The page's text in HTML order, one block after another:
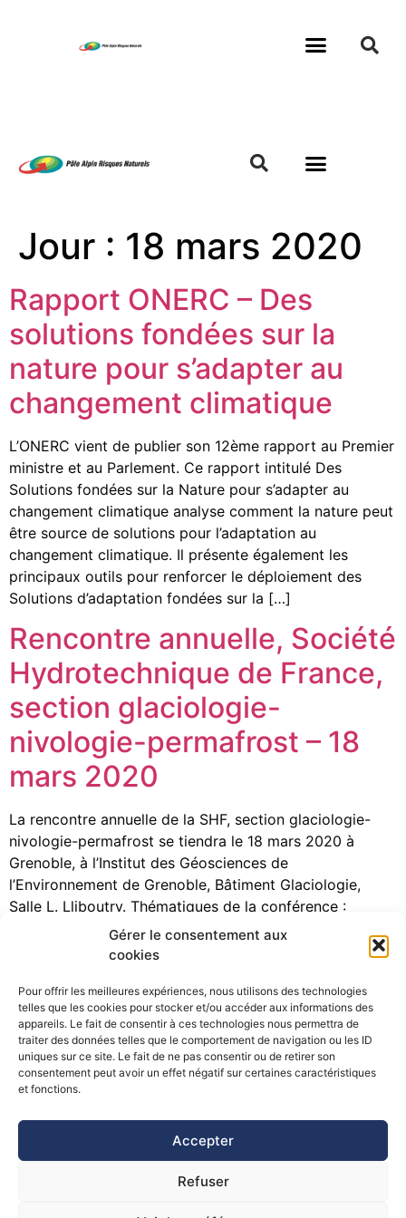
Gérer le consentement aux
cookies
Pour offrir les meilleures expériences, nous utilisons des technologies
telles que les cookies pour stocker et/ou accéder aux informations des
appareils. Le fait de consentir à ces technologies nous permettra de
traiter des données telles que le comportement de navigation ou les ID
uniques sur ce site. Le fait de ne pas consentir ou de retirer son
consentement peut avoir un effet négatif sur certaines caractéristiques
et fonctions.
Accepter
Refuser
Jour : 18 mars 2020
Rapport ONERC – Des
solutions fondées sur la
nature pour s’adapter au
changement climatique
L’ONERC vient de publier son 12ème rapport au Premier
ministre et au Parlement. Ce rapport intitulé Des
Solutions fondées sur la Nature pour s’adapter au
changement climatique analyse comment la nature peut
être source de solutions pour l’adaptation au
changement climatique. Il présente également les
principaux outils pour renforcer le déploiement des
Solutions d’adaptation fondées sur la […]
Rencontre annuelle, Société
Hydrotechnique de France,
section glaciologie-
nivologie-permafrost – 18
mars 2020
La rencontre annuelle de la SHF, section glaciologie-
nivologie-permafrost se tiendra le 18 mars 2020 à
Grenoble, à l’Institut des Géosciences de
l’Environnement de Grenoble, Bâtiment Glaciologie,
Salle L. Lliboutry. Thématiques de la conférence :
Etudes de processus Bassins versants Prévision des
risques Impacts du changement climatique Observation,
Milieux enneigés et/ou englacés […]
©Pôle Alpin d’études et de recherche pour la prévention des